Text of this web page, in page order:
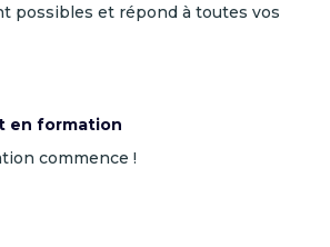
possibles et répond à toutes vos
en formation
commence !